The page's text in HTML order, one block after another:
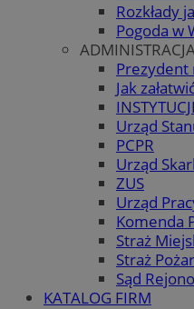
Rozkłady
Pogoda w
Prezydent
Jak
Urząd
PCPR
Urząd
ZUS
Urząd
Komenda
Straż
Straż
Sąd
KATALOG FIRM